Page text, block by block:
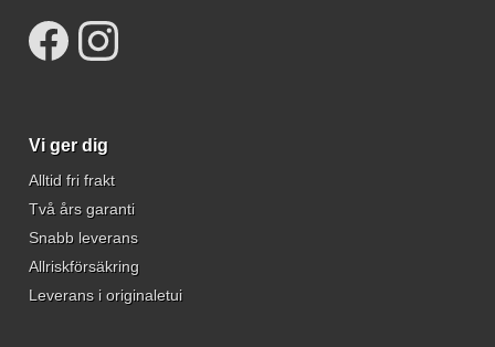
Vi ger dig
Alltid fri frakt
Två års garanti
Snabb leverans
Allriskförsäkring
Leverans i originaletui